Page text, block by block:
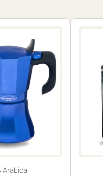
Arábica